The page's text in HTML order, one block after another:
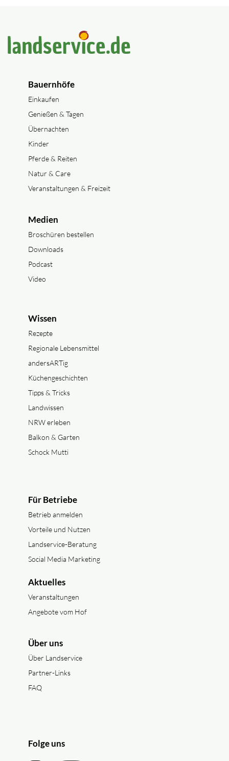
Bauernhöfe
Einkaufen
Genießen & Tagen
Übernachten
Kinder
Pferde & Reiten
Natur & Care
Veranstaltungen & Freizeit
Medien
Broschüren bestellen
Downloads
Podcast
Video
Wissen
Rezepte
Regionale Lebensmittel
andersARTig
Küchengeschichten
Tipps & Tricks
Landwissen
NRW erleben
Balkon & Garten
Schock Mutti
Für Betriebe
Betrieb anmelden
Vorteile und Nutzen
Landservice-Beratung
Social Media Marketing
Aktuelles
Veranstaltungen
Angebote vom Hof
Über uns
Über Landservice
Partner-Links
FAQ
Folge uns